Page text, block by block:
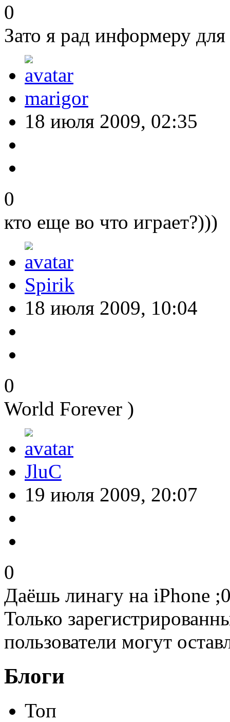
0
Зато я рад информеру
marigor
18 июля 2009, 02:35
0
кто еще во что играет?)))
Spirik
18 июля 2009, 10:04
0
World Forever )
JluC
19 июля 2009, 20:07
0
Даёшь линагу на iPhone
Только
пользователи могут
Блоги
Топ